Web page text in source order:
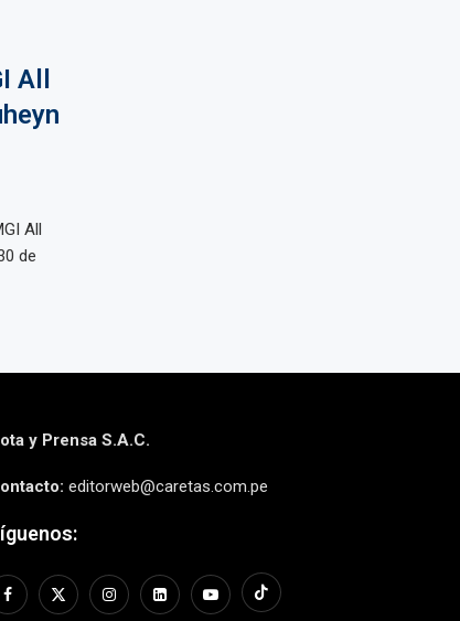
All
All
de
y Prensa S.A.C.
editorweb@caretas.com.pe